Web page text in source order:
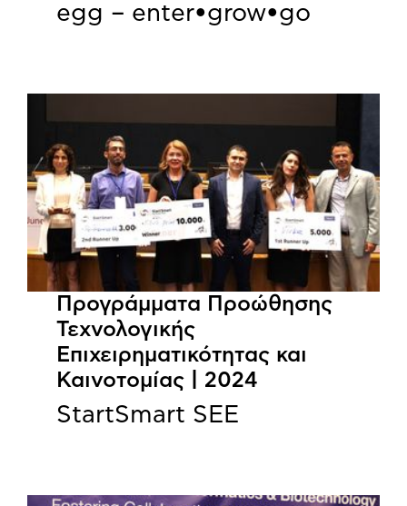
egg – enter•grow•go
Προγράμματα Προώθησης
Τεχνολογικής
Επιχειρηματικότητας και
Καινοτομίας | 2024
StartSmart SEE